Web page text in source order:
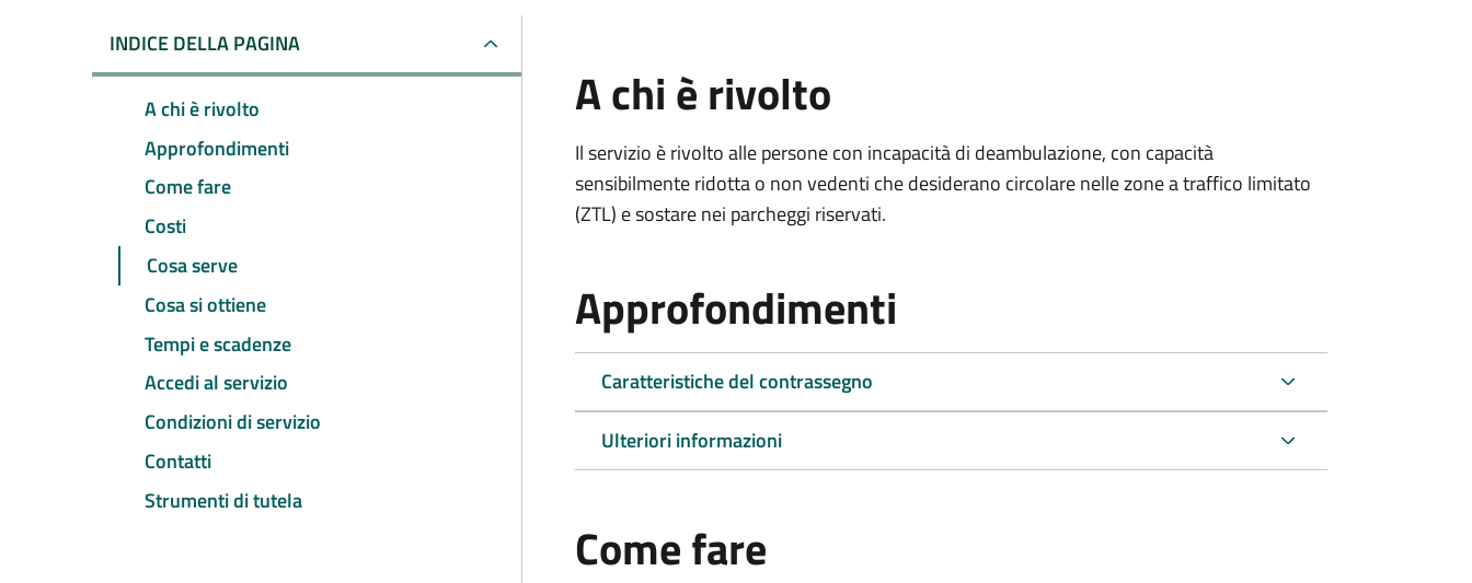
INDICE DELLA PAGINA
A chi è rivolto
Approfondimenti
Come fare
Costi
Cosa serve
Cosa si ottiene
Tempi e scadenze
Accedi al servizio
Condizioni di servizio
Contatti
Strumenti di tutela
A chi è rivolto
Il servizio è rivolto alle persone con incapacità di deambulazione, con capacità
sensibilmente ridotta o non vedenti che desiderano circolare nelle zone a traffico limitato
(ZTL) e sostare nei parcheggi riservati.
Approfondimenti
Caratteristiche del contrassegno
Ulteriori informazioni
Come fare